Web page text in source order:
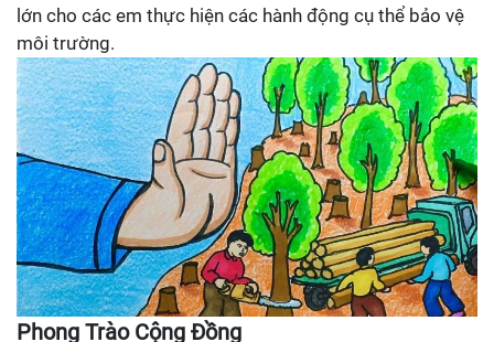
lớn cho các em thực hiện các hành động cụ thể bảo vệ
môi trường.
Phong Trào Cộng Đồng